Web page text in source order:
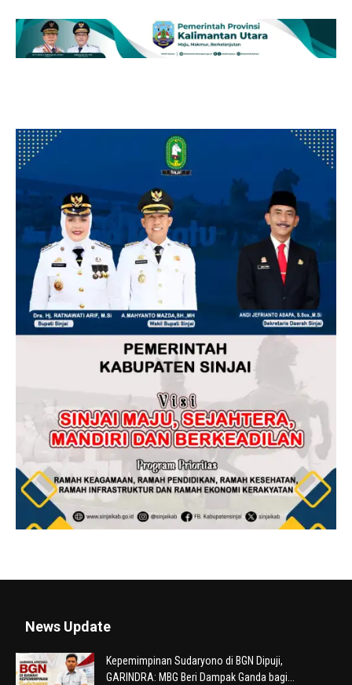
News Update
Kepemimpinan Sudaryono di BGN Dipuji,
GARINDRA: MBG Beri Dampak Ganda bagi...